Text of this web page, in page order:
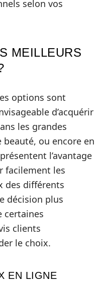
selon vos
MEILLEURS
options sont
d’acquérir
les grandes
ou encore en
l’avantage
facilement les
des différents
décision plus
certaines
clients
le choix.
EN LIGNE